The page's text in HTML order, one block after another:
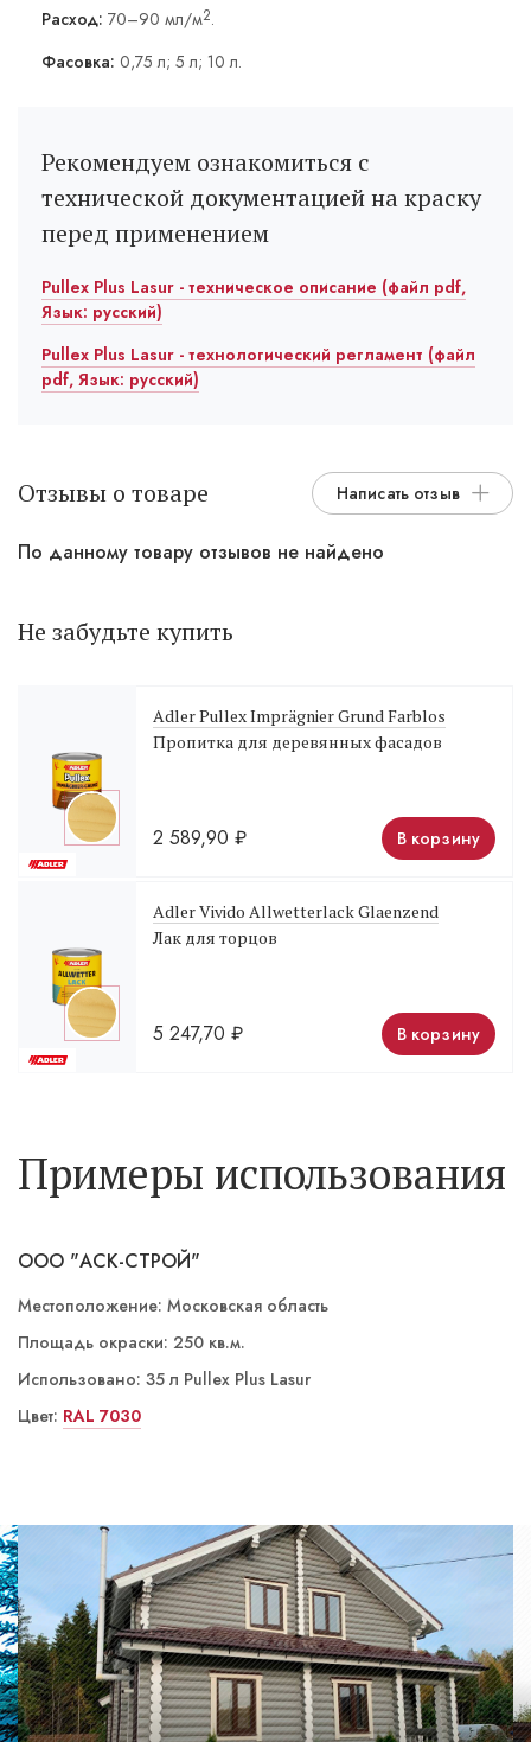
Расход: 70–90 мл/м2.
Фасовка: 0,75 л; 5 л; 10 л.
Рекомендуем ознакомиться с
технической документацией на краску
перед применением
Pullex Plus Lasur - техническое описание (файл pdf,
Язык: русский)
Pullex Plus Lasur - технологический регламент (файл
pdf, Язык: русский)
Отзывы о товаре Написать отзыв
По данному товару отзывов не найдено
Не забудьте купить
Adler Pullex Imprägnier Grund Farblos
Пропитка для деревянных фасадов
2 589,90 ₽ В корзину
Adler Vivido Allwetterlack Glaenzend
Лак для торцов
5 247,70 ₽ В корзину
Примеры использования
LW 01/3 Лиственница
ООО "АСК-СТРОЙ"
Местоположение: Московская область
Площадь окраски: 250 кв.м.
Использовано: 35 л Pullex Plus Lasur
Цвет: RAL 7030
LW 02/4 Палисандр
LW 02/3 Орех
ST 06/5 Номаде
ST 03/4 Йога темная
LW 01/3 Лиственница